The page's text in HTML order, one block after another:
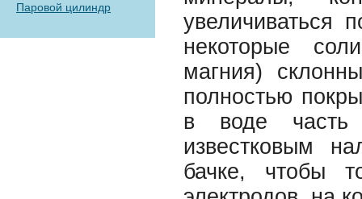
Паровой цилиндр
увеличиваться
некоторые
магния)
полностью
в воде часть
известковым
бачке, чтобы